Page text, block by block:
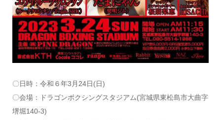
〇日時：令和６年3月24日(日)
〇会場：ドラゴンボクシングスタジアム(宮城県東松島市大曲字
堺堀140-3)